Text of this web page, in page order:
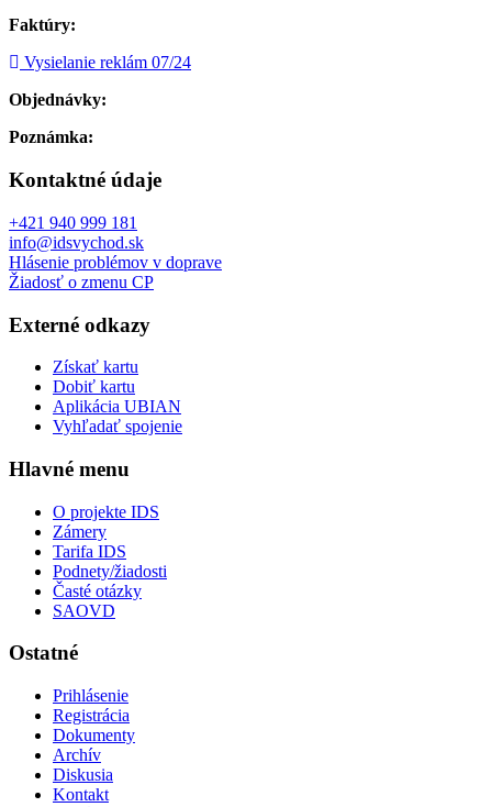
Faktúry:
Vysielanie reklám 07/24
Objednávky:
Poznámka:
Kontaktné údaje
+421 940 999 181
info@idsvychod.sk
Hlásenie problémov v doprave
Žiadosť o zmenu CP
Externé odkazy
Získať kartu
Dobiť kartu
Aplikácia UBIAN
Vyhľadať spojenie
Hlavné menu
O projekte IDS
Zámery
Tarifa IDS
Podnety/žiadosti
Časté otázky
SAOVD
Ostatné
Prihlásenie
Registrácia
Dokumenty
Archív
Diskusia
Kontakt